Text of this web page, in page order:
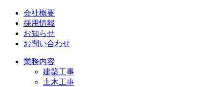
会社概要
採用情報
お知らせ
お問い合わせ
業務内容
建築工事
土木工事